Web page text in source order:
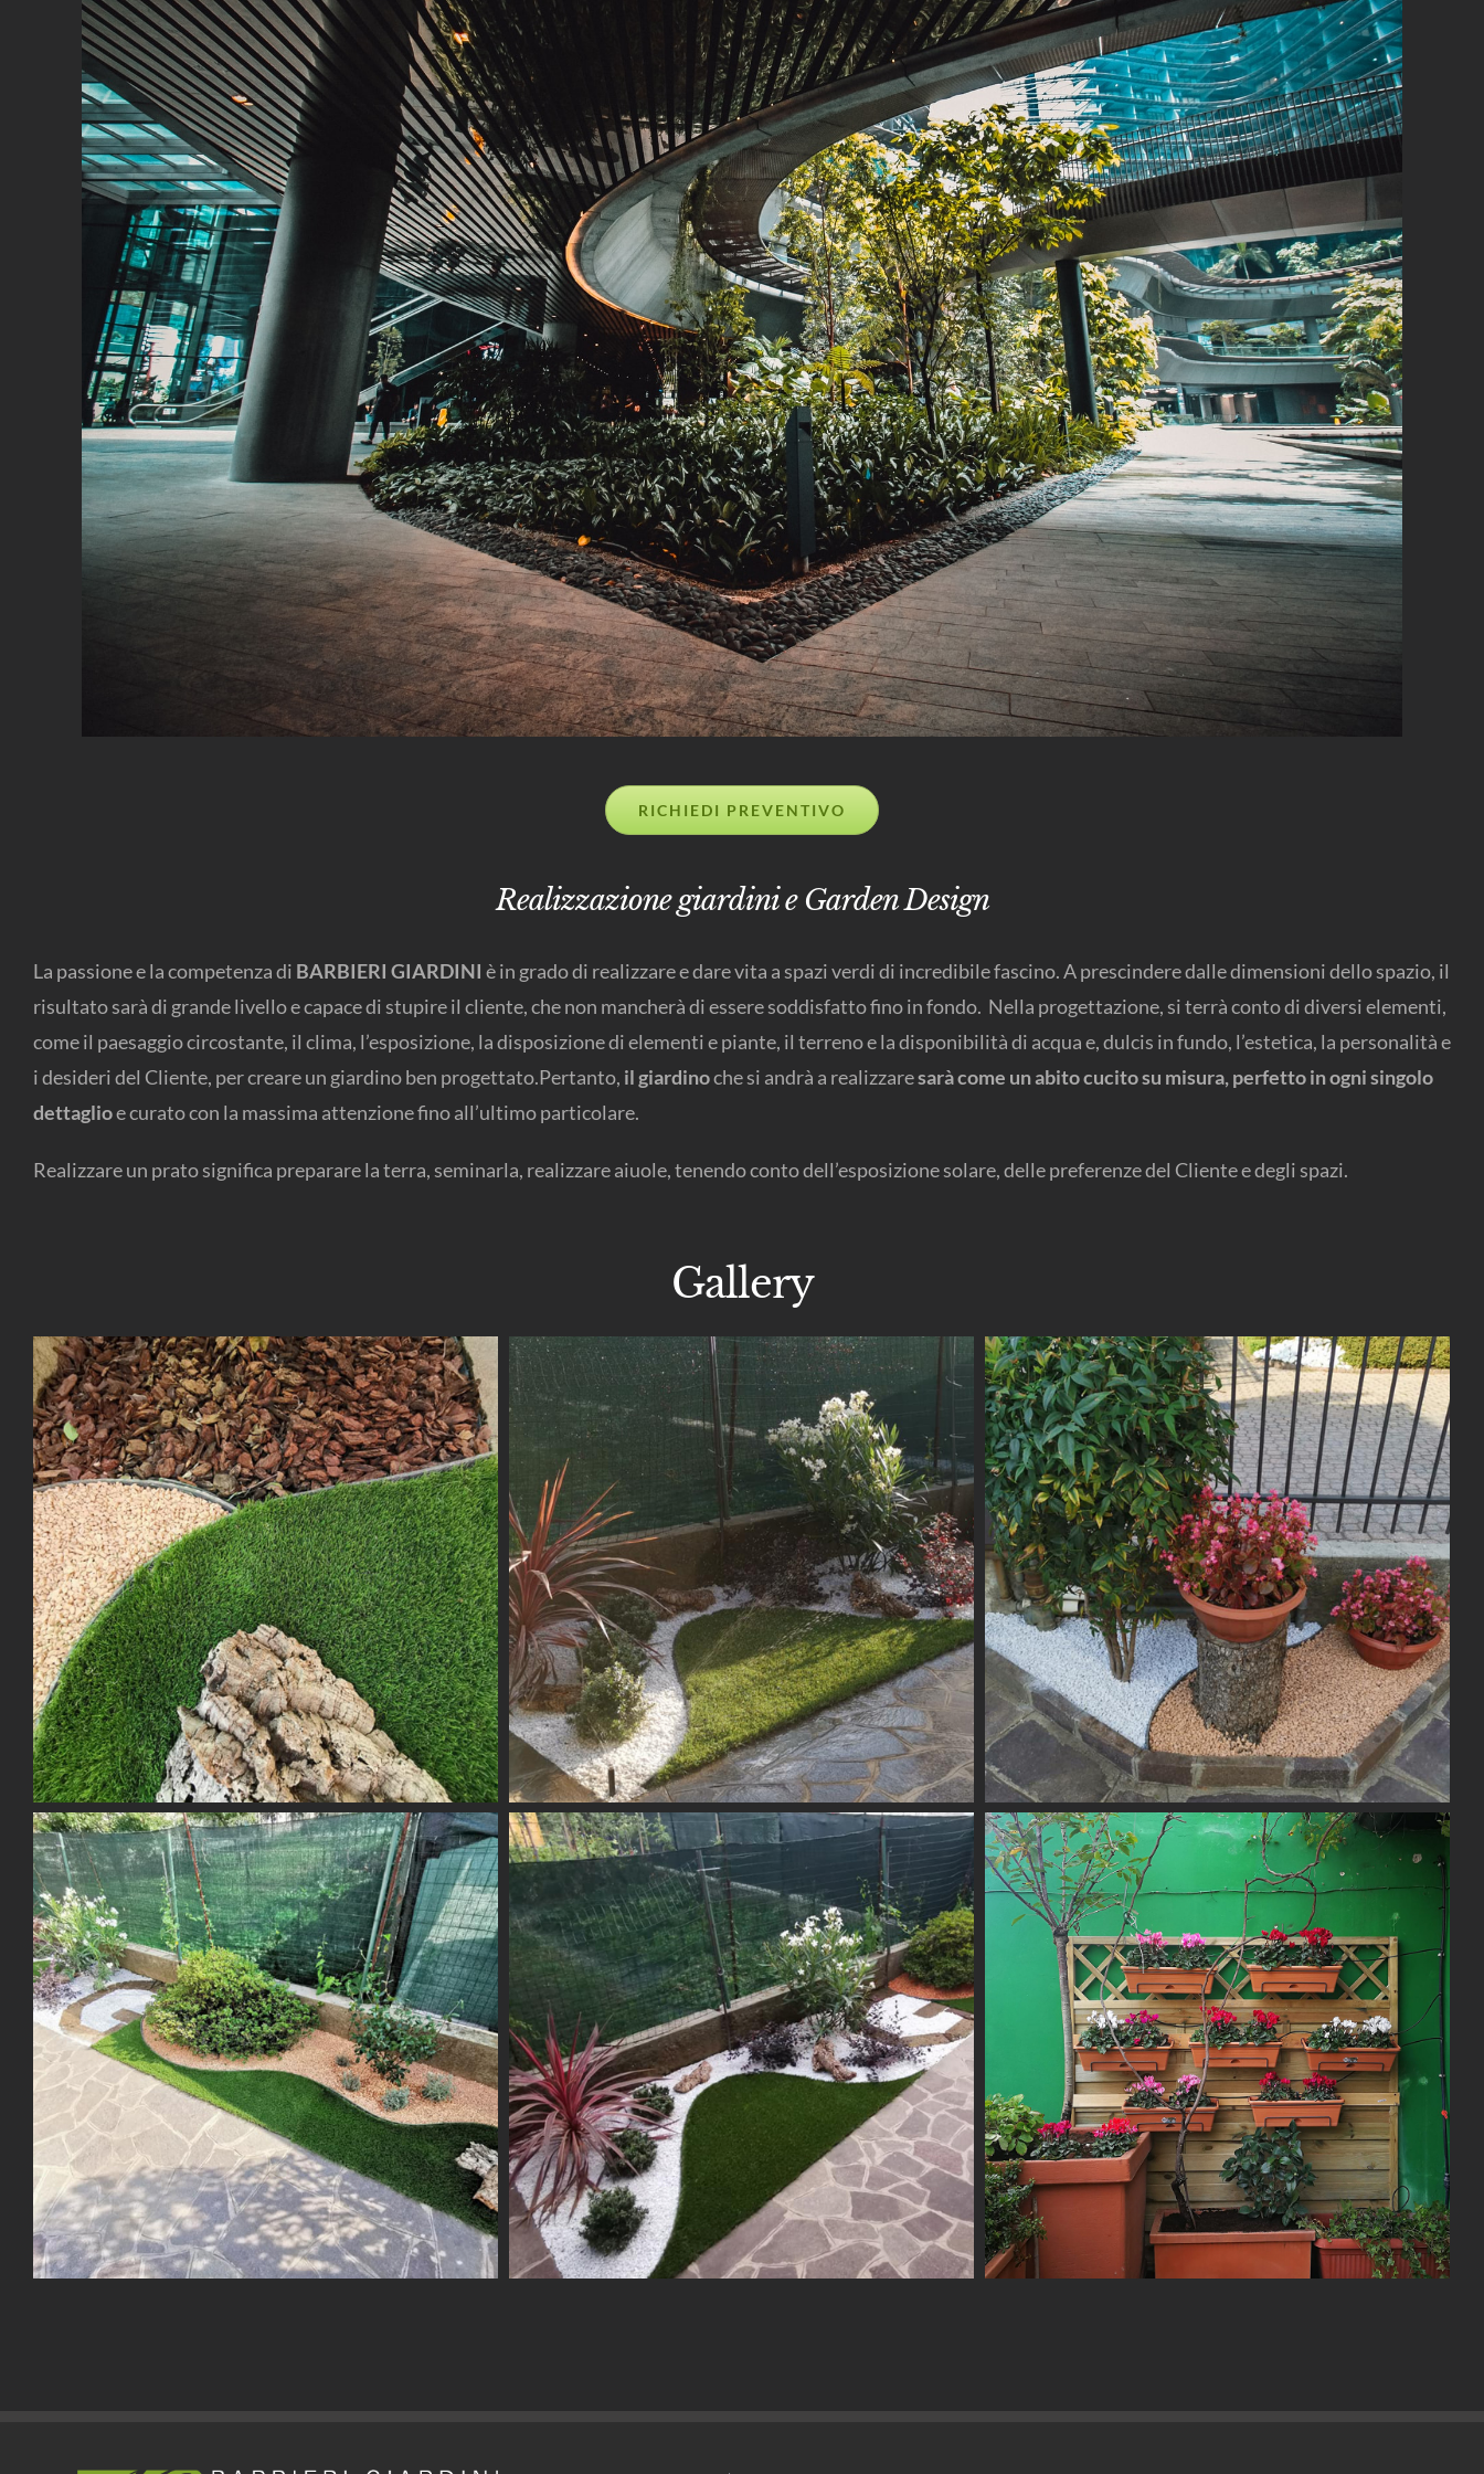
RICHIEDI PREVENTIVO
Realizzazione giardini e Garden Design
La passione e la competenza di BARBIERI GIARDINI è in grado di realizzare e dare vita a spazi verdi di incredibile fascino. A prescindere dalle dimensioni dello spazio, il
risultato sarà di grande livello e capace di stupire il cliente, che non mancherà di essere soddisfatto fino in fondo. Nella progettazione, si terrà conto di diversi elementi,
come il paesaggio circostante, il clima, l’esposizione, la disposizione di elementi e piante, il terreno e la disponibilità di acqua e, dulcis in fundo, l’estetica, la personalità e
i desideri del Cliente, per creare un giardino ben progettato.Pertanto, il giardinoche si andrà a realizzaresarà come un abito cucito su misura, perfetto in ogni singolo
dettaglioe curato con la massima attenzione fino all’ultimo particolare.
Realizzare un prato significa preparare la terra, seminarla, realizzare aiuole, tenendo conto dell’esposizione solare, delle preferenze del Cliente e degli spazi.
Gallery